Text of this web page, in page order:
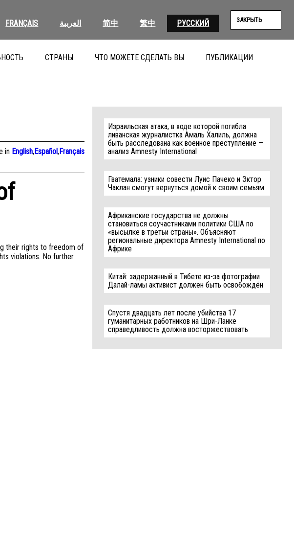
FRANÇAIS العربية 简中 繁中 РУССКИЙ ЗАКРЫТЬ
СТРАНЫ ЧТО МОЖЕТЕ СДЕЛАТЬ ВЫ ПУБЛИКАЦИИ
in English,Español,Français
their rights to freedom of
violations. No further
Израильская атака, в ходе которой погибла
ливанская журналистка Амаль Халиль, должна
быть расследована как военное преступление —
анализ Amnesty International
Гватемала: узники совести Луис Пачеко и Эктор
Чаклан смогут вернуться домой к своим семьям
Африканские государства не должны
становиться соучастниками политики США по
«высылке в третьи страны». Объясняют
региональные директора Amnesty International по
Африке
Китай: задержанный в Тибете из-за фотографии
Далай-ламы активист должен быть освобождён
Спустя двадцать лет после убийства 17
гуманитарных работников на Шри-Ланке
справедливость должна восторжествовать